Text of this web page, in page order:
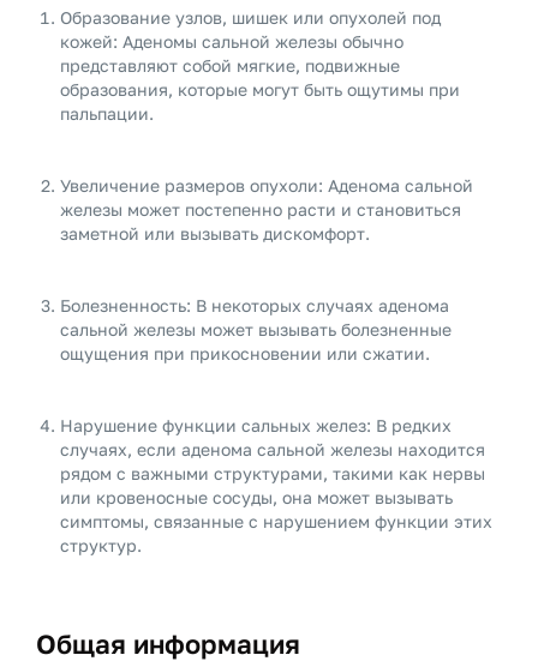
Образование узлов, шишек или опухолей под
кожей: Аденомы сальной железы обычно
представляют собой мягкие, подвижные
образования, которые могут быть ощутимы при
пальпации.
Увеличение размеров опухоли: Аденома сальной
железы может постепенно расти и становиться
заметной или вызывать дискомфорт.
Болезненность: В некоторых случаях аденома
сальной железы может вызывать болезненные
ощущения при прикосновении или сжатии.
Нарушение функции сальных желез: В редких
случаях, если аденома сальной железы находится
рядом с важными структурами, такими как нервы
или кровеносные сосуды, она может вызывать
симптомы, связанные с нарушением функции этих
структур.
Общая информация